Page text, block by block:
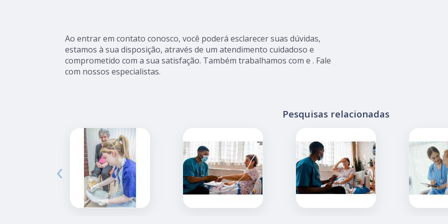
Ao entrar em contato conosco, você poderá esclarecer suas dúvidas,
estamos à sua disposição, através de um atendimento cuidadoso e
comprometido com a sua satisfação. Também trabalhamos com e . Fale
com nossos especialistas.
Pesquisas relacionadas
‹